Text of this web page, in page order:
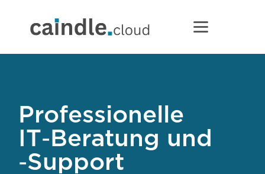
Professionelle
IT‑Beratung und
‑Support